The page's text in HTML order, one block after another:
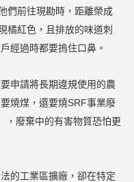
們前往現勘時，距離榮成
橘紅色，且排放的味道刺
經過時都要摀住口鼻。
申請將長期違規使用的農
燒煤，還要燒SRF事業廢
，廢棄中的有害物質恐怕更
的工業區擴廠，卻在特定